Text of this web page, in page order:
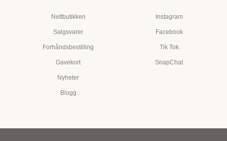
Nettbutikken
Salgsvarer
Forhåndsbestilling
Gavekort
Nyheter
Blogg
Instagram
Facebook
Tik Tok
SnapChat